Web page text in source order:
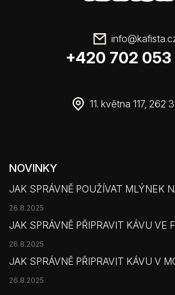
info@
+420 702 053
11. května 117, 262
NOVINKY
JAK SPRÁVNĚ POUŽÍVAT MLÝNEK
26.8.2025
JAK SPRÁVNĚ PŘIPRAVIT KÁVU VE
26.8.2025
JAK SPRÁVNĚ PŘIPRAVIT KÁVU V
26.8.2025